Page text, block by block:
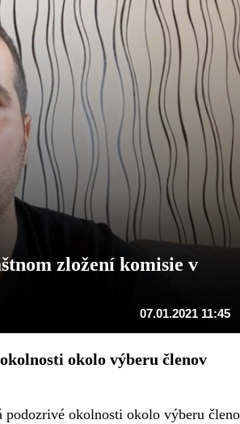
zložení komisie v
07.01.2021 11:45
okolo výberu členov
okolnosti okolo výberu